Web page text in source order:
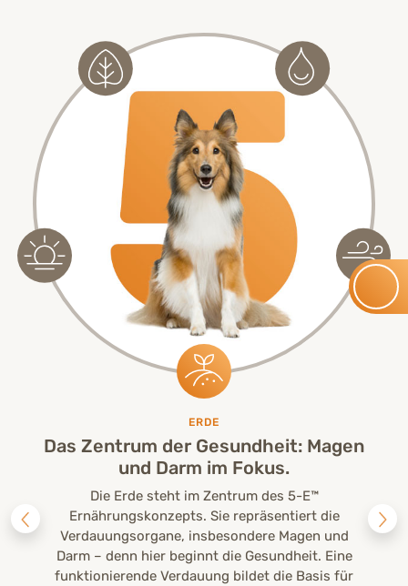
ERDE
Das Zentrum der Gesundheit: Magen
und Darm im Fokus.
Die Erde steht im Zentrum des 5-E™
Ernährungskonzepts. Sie repräsentiert die
Verdauungsorgane, insbesondere Magen und
Darm – denn hier beginnt die Gesundheit. Eine
funktionierende Verdauung bildet die Basis für